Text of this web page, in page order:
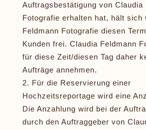
Auftragsbestätigung von Claudia
Fotografie erhalten hat, hält sich
Feldmann Fotografie diesen
Kunden frei. Claudia Feldmann
für diese Zeit/diesen Tag daher
Aufträge annehmen.
Für die Reservierung einer
Hochzeitsreportage wird eine
Die Anzahlung wird bei der
durch den Auftraggeber von